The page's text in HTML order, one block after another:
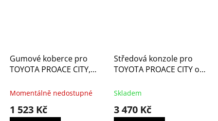
Gumové koberce pro
TOYOTA PROACE CITY,
Momentálně nedostupné
1 523 Kč
Středová konzole pro
TOYOTA PROACE CITY od
Skladem
3 470 Kč